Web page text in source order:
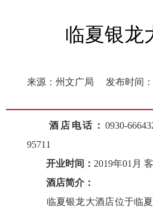
临夏银龙
来源：州文广局
发布时间
酒店电话： 0930-
95711
开业时间： 2019年01月
酒店简介：
临夏银龙大酒店位于临夏